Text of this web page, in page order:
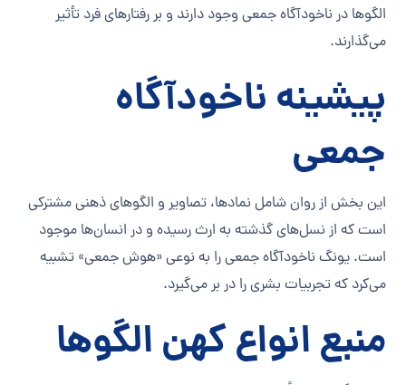
الگوها در ناخودآگاه جمعی وجود دارند و بر رفتارهای فرد تأثیر
می‌گذارند.
پیشینه ناخودآگاه
جمعی
این بخش از روان شامل نمادها، تصاویر و الگوهای ذهنی مشترکی
است که از نسل‌های گذشته به ارث رسیده و در انسان‌ها موجود
است. یونگ ناخودآگاه جمعی را به نوعی «هوش جمعی» تشبیه
می‌کرد که تجربیات بشری را در بر می‌گیرد.
منبع انواع کهن الگوها